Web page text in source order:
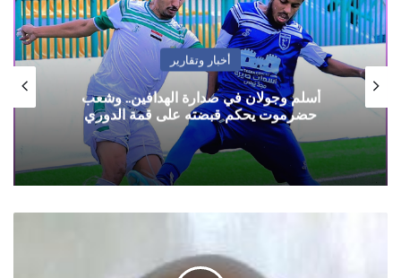
أخبار وتقارير
أسلم وجولان في صدارة الهدافين.. وشعب
حضرموت يحكم قبضته على قمة الدوري